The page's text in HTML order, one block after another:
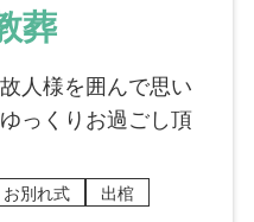
葬
人様を囲んで思い
っくりお過ごし頂
お別れ式 出棺